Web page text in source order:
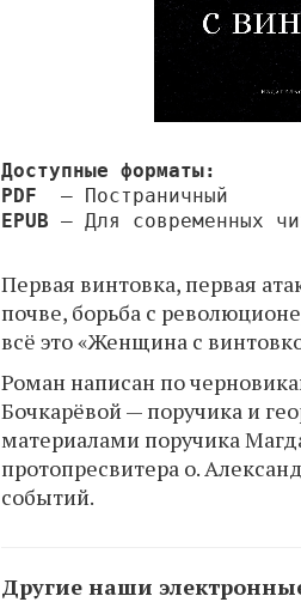
Доступные форматы:
PDF
EPUB
— Постраничный
— Для современных
Первая винтовка, первая
почве, борьба с
всё это «Женщина с
Роман написан по
Бочкарёвой — поручика и
материалами поручика
протопресвитера о.
событий.
Другие наши